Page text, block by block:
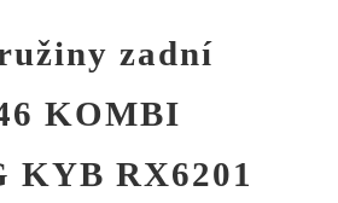
zadní
KOMBI
KYB RX6201